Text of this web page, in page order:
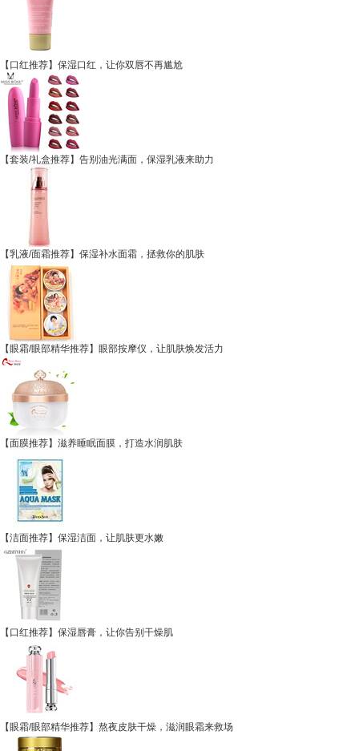
【口红推荐】保湿口红，让你双唇不再尴尬
【套装/礼盒推荐】告别油光满面，保湿乳液来助力
【乳液/面霜推荐】保湿补水面霜，拯救你的肌肤
【眼霜/眼部精华推荐】眼部按摩仪，让肌肤焕发活力
【面膜推荐】滋养睡眠面膜，打造水润肌肤
【洁面推荐】保湿洁面，让肌肤更水嫩
【口红推荐】保湿唇膏，让你告别干燥肌
【眼霜/眼部精华推荐】熬夜皮肤干燥，滋润眼霜来救场